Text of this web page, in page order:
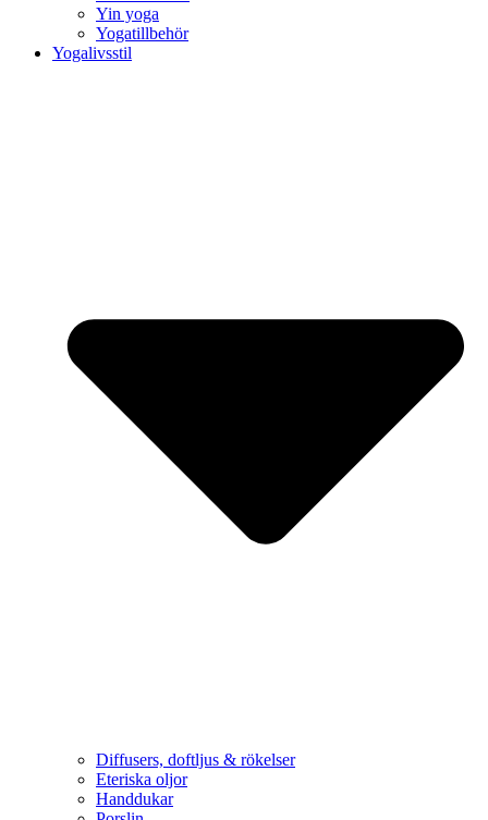
Yin yoga
Yogatillbehör
Yogalivsstil
Diffusers, doftljus & rökelser
Eteriska oljor
Handdukar